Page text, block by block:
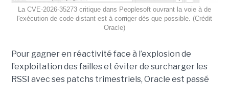
La CVE-2026-35273 critique dans Peoplesoft ouvrant la voie à de
l'exécution de code distant est à corriger dès que possible. (Crédit
Oracle)
Pour gagner en réactivité face à l’explosion de
l’exploitation des failles et éviter de surcharger les
RSSI avec ses patchs trimestriels, Oracle est passé